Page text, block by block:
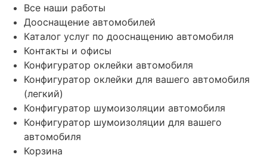
Все наши работы
Дооснащение автомобилей
Каталог услуг по дооснащению автомобиля
Контакты и офисы
Конфигуратор оклейки автомобиля
Конфигуратор оклейки для вашего автомобиля
(легкий)
Конфигуратор шумоизоляции автомобиля
Конфигуратор шумоизоляции для вашего
автомобиля
Корзина